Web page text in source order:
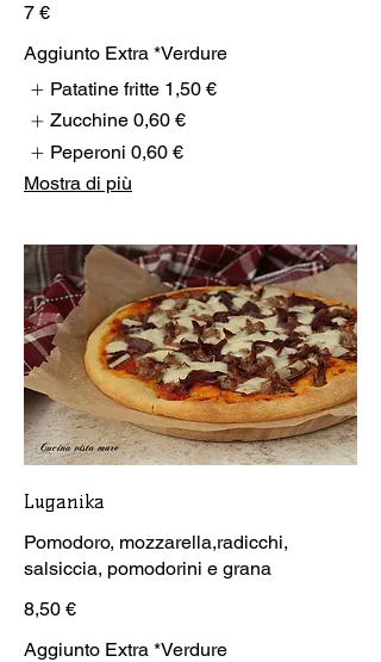
7 €
Aggiunto Extra *Verdure
Patatine fritte 1,50 €
Zucchine 0,60 €
Peperoni 0,60 €
Mostra di più
Luganika
Pomodoro, mozzarella,radicchi,
salsiccia, pomodorini e grana
8,50 €
Aggiunto Extra *Verdure